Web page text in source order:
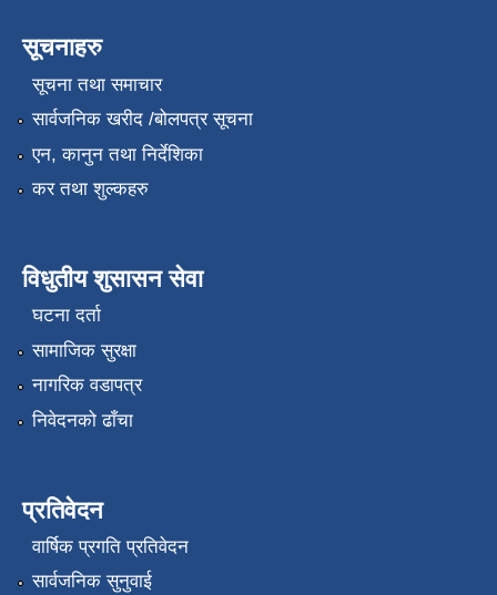
सूचनाहरु
सूचना तथा समाचार
सार्वजनिक खरीद /बोलपत्र सूचना
एन, कानुन तथा निर्देशिका
कर तथा शुल्कहरु
विधुतीय शुसासन सेवा
घटना दर्ता
सामाजिक सुरक्षा
नागरिक वडापत्र
निवेदनको ढाँचा
प्रतिवेदन
वार्षिक प्रगति प्रतिवेदन
सार्वजनिक सुनुवाई